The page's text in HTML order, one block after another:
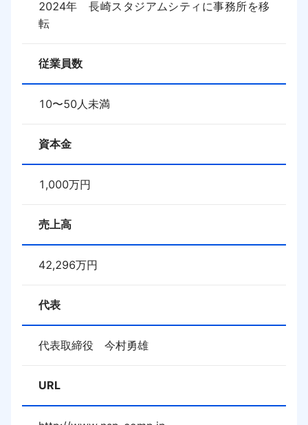
2024年　長崎スタジアムシティに事務所を移
転
従業員数
10〜50人未満
資本金
1,000万円
売上高
42,296万円
代表
代表取締役　今村勇雄
URL